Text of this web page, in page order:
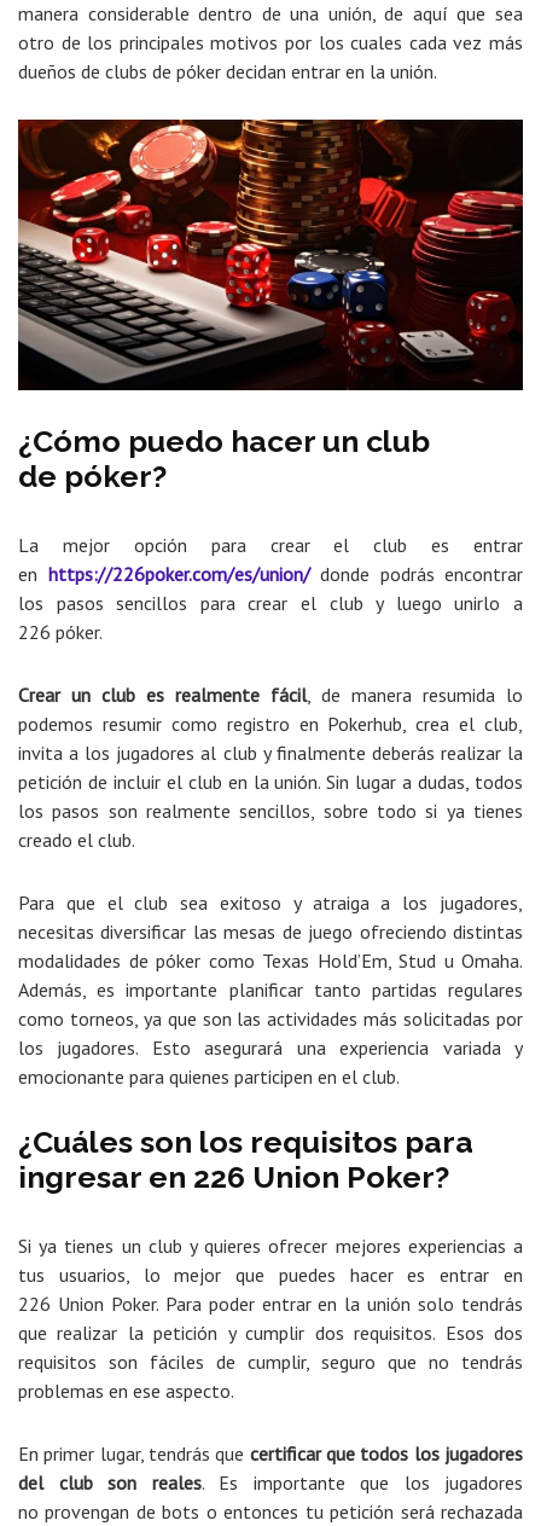
manera considerable dentro de una unión, de aquí que sea
otro de los principales motivos por los cuales cada vez más
dueños de clubs de póker decidan entrar en la unión.
¿Cómo puedo hacer un club
de póker?
La mejor opción para crear el club es entrar
en https://226poker.com/es/union/donde podrás encontrar
los pasos sencillos para crear el club y luego unirlo a
226 póker.
Crear un club es realmente fácil, de manera resumida lo
podemos resumir como registro en Pokerhub, crea el club,
invita a los jugadores al club y finalmente deberás realizar la
petición de incluir el club en la unión. Sin lugar a dudas, todos
los pasos son realmente sencillos, sobre todo si ya tienes
creado el club.
Para que el club sea exitoso y atraiga a los jugadores,
necesitas diversificar las mesas de juego ofreciendo distintas
modalidades de póker como Texas Hold’Em, Stud u Omaha.
Además, es importante planificar tanto partidas regulares
como torneos, ya que son las actividades más solicitadas por
los jugadores. Esto asegurará una experiencia variada y
emocionante para quienes participen en el club.
¿Cuáles son los requisitos para
ingresar en 226 Union Poker?
Si ya tienes un club y quieres ofrecer mejores experiencias a
tus usuarios, lo mejor que puedes hacer es entrar en
226 Union Poker. Para poder entrar en la unión solo tendrás
que realizar la petición y cumplir dos requisitos. Esos dos
requisitos son fáciles de cumplir, seguro que no tendrás
problemas en ese aspecto.
En primer lugar, tendrás que certificar que todos los jugadores
del club son reales. Es importante que los jugadores
no provengan de bots o entonces tu petición será rechazada